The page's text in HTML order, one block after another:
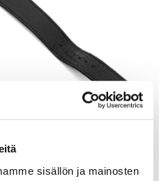
sisällön ja mainosten